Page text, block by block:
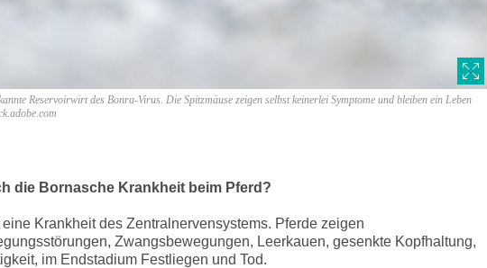
Reservoirwirt des Bonra-Virus. Die Spitzmäuse zeigen selbst keinerlei Symptome und bleiben ein Leben
die Bornasche Krankheit beim Pferd?
Krankheit des Zentralnervensystems. Pferde zeigen
Zwangsbewegungen, Leerkauen, gesenkte Kopfhaltung,
im Endstadium Festliegen und Tod.